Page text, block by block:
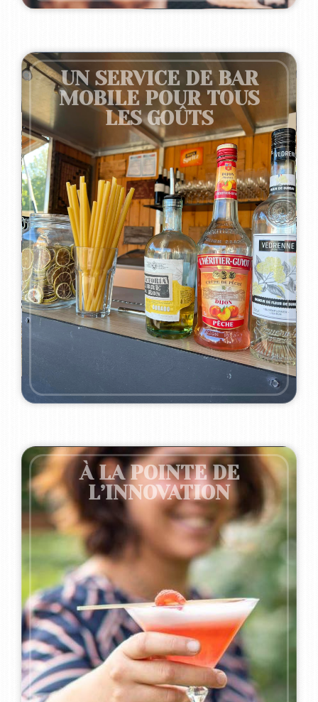
Chaque boisson que nous préparons est conçue
avec des ingrédients frais, soigneusement
sélectionnés chez des producteurs locaux pour
leur qualité exceptionnelle. Nous élaborons nos
sirops maison et utilisons principalement les
alcools de notre marque El Monte, assurant ainsi
un goût authentique et unique. La qualité des
ingrédients est essentielle pour nous,
enrichissant chaque création et faisant toute la
différence dans l’expérience que nous offrons.
UN SERVICE DE BAR
MOBILE POUR TOUS
LES GOÛTS
Notre large gamme de formules et de concepts
permet de satisfaire tous les goûts. Que vous
préfériez une sélection de vins et de bulles, des
cocktails classiques, des créations sur-mesure
ou des options sans alcool, nous avons la
formule idéale pour votre événement. Avec notre
service clé en main, vous n’avez qu’à profiter
pleinement de l’expérience, l’esprit tranquille.
À LA POINTE DE
L’INNOVATION